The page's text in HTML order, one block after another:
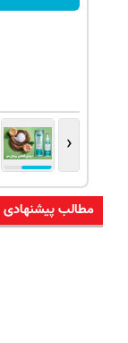
‹
مطالب پیشنهادی